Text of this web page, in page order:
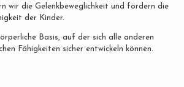
wir die Gelenkbeweglichkeit und fördern die
der Kinder.
Basis, auf der sich alle anderen
Fähigkeiten sicher entwickeln können.